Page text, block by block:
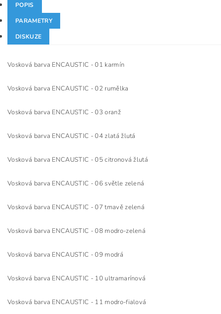
POPIS
PARAMETRY
DISKUZE
Vosková barva ENCAUSTIC - 01 karmín
Vosková barva ENCAUSTIC - 02 rumělka
Vosková barva ENCAUSTIC - 03 oranž
Vosková barva ENCAUSTIC - 04 zlatá žlutá
Vosková barva ENCAUSTIC - 05 citronová žlutá
Vosková barva ENCAUSTIC - 06 světle zelená
Vosková barva ENCAUSTIC - 07 tmavě zelená
Vosková barva ENCAUSTIC - 08 modro-zelená
Vosková barva ENCAUSTIC - 09 modrá
Vosková barva ENCAUSTIC - 10 ultramarínová
Vosková barva ENCAUSTIC - 11 modro-fialová